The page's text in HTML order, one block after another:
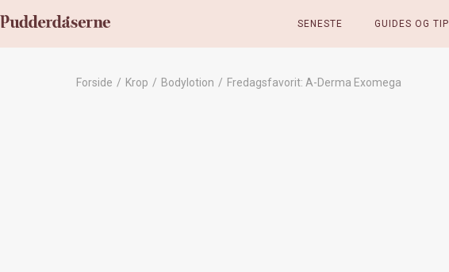
SENESTE GUIDES OG
Forside / Krop / Bodylotion / Fredagsfavorit: A-Derma Exomega